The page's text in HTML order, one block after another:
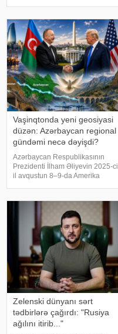
Mənbənin bildirdiyinə görə,
ehtimal olunan müvəqqət
Vaşinqtonda yeni geosiyasi
düzən: Azərbaycan regional
gündəmi necə dəyişdi?
Azərbaycan Respublikasının
Prezidenti İlham Əliyevin 2025-ci
il avqustun 8–9-da Amerika
inkişafında, həm də Cənubi
Qafqazda yeni siyasi reallıqların
formalaşmasınd
Zelenski dünyanı sərt
tədbirlərə çağırdı: "Rusiya
ağılını itirib..."